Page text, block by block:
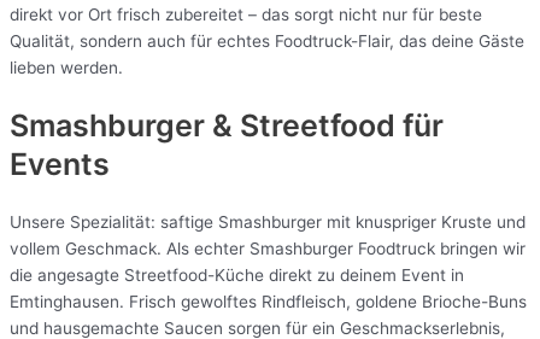
direkt vor Ort frisch zubereitet – das sorgt nicht nur für beste
Qualität, sondern auch für echtes Foodtruck-Flair, das deine Gäste
lieben werden.
Smashburger & Streetfood für
Events
Unsere Spezialität: saftige Smashburger mit knuspriger Kruste und
vollem Geschmack. Als echter Smashburger Foodtruck bringen wir
die angesagte Streetfood-Küche direkt zu deinem Event in
Emtinghausen. Frisch gewolftes Rindfleisch, goldene Brioche-Buns
und hausgemachte Saucen sorgen für ein Geschmackserlebnis,